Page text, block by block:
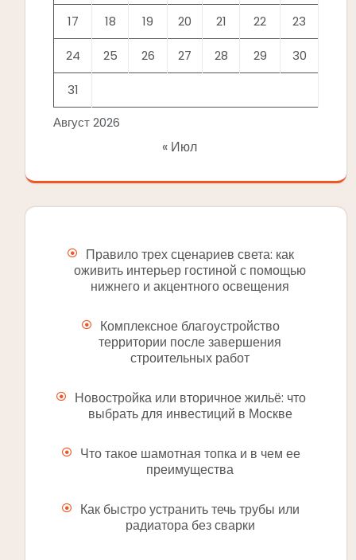
Август 2026
17 18 19 20 21 22 23
24 25 26 27 28 29 30
31
« Июл
Правило трех сценариев света: как
оживить интерьер гостиной с помощью
нижнего и акцентного освещения
Комплексное благоустройство
территории после завершения
строительных работ
Новостройка или вторичное жильё: что
выбрать для инвестиций в Москве
Что такое шамотная топка и в чем ее
преимущества
Как быстро устранить течь трубы или
радиатора без сварки